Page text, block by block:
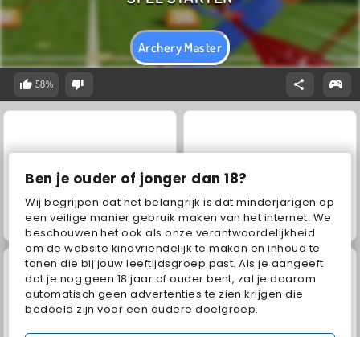
Ben je ouder of jonger dan 18?
Wij begrijpen dat het belangrijk is dat minderjarigen op
een veilige manier gebruik maken van het internet. We
beschouwen het ook als onze verantwoordelijkheid
om de website kindvriendelijk te maken en inhoud te
tonen die bij jouw leeftijdsgroep past. Als je aangeeft
dat je nog geen 18 jaar of ouder bent, zal je daarom
automatisch geen advertenties te zien krijgen die
bedoeld zijn voor een oudere doelgroep.
Archery Master
58%
Match Arena Multiplayer Archery